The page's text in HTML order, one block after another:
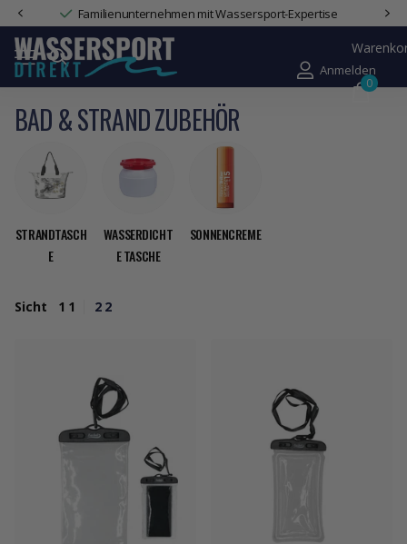
Familienunternehmen mit Wassersport-Expertise
Anmelden
0
BAD & STRAND ZUBEHÖR
STRANDTASCH
E
WASSERDICHT
E TASCHE
SONNENCREME
Sicht 1 1 2 2